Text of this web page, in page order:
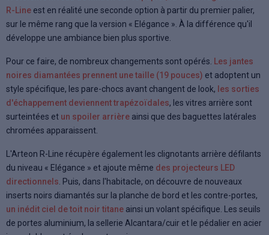
R-Line est en réalité une seconde option à partir du premier palier,
sur le même rang que la version « Elégance ». À la différence qu'il
développe une ambiance bien plus sportive.
Pour ce faire, de nombreux changements sont opérés. Les jantes
noires diamantées prennent une taille (19 pouces) et adoptent un
style spécifique, les pare-chocs avant changent de look, les sorties
d'échappement deviennent trapézoïdales, les vitres arrière sont
surteintées et un spoiler arrière ainsi que des baguettes latérales
chromées apparaissent.
L'Arteon R-Line récupère également les clignotants arrière défilants
du niveau « Elégance » et ajoute même des projecteurs LED
directionnels. Puis, dans l'habitacle, on découvre de nouveaux
inserts noirs diamantés sur la planche de bord et les contre-portes,
un inédit ciel de toit noir titane ainsi un volant spécifique. Les seuils
de portes aluminium, la sellerie Alcantara/cuir et le pédalier en acier